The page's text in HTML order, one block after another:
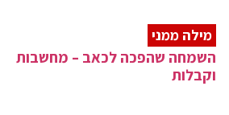
מילה ממני
השמחה שהפכה לכאב – מחשבות
וקבלות